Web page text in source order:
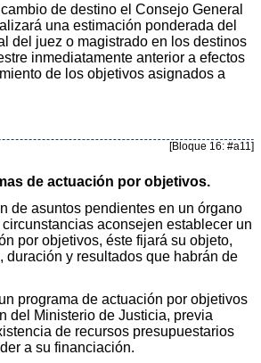
de destino el Consejo General
una estimación ponderada del
del juez o magistrado en los destinos
inmediatamente anterior a efectos
de los objetivos asignados a
[Bloque 16: #a11]
de actuación por objetivos.
de asuntos pendientes en un órgano
aconsejen establecer un
por objetivos, éste fijará su objeto,
duración y resultados que habrán de
programa de actuación por objetivos
del Ministerio de Justicia, previa
de recursos presupuestarios
a su financiación.